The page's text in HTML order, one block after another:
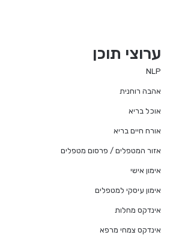
ערוצי תוכן
NLP
אהבה רוחנית
אוכל בריא
אורח חיים בריא
אזור המטפלים / פרסום מטפלים
אימון אישי
אימון עיסקי למטפלים
אינדקס מחלות
אינדקס צמחי מרפא